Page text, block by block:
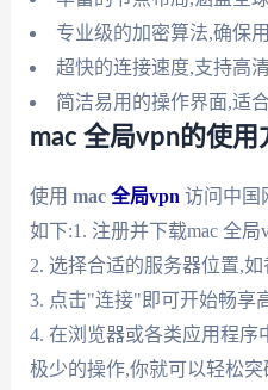
专业级的加密算法,确保
超快的连接速度,支持高
简洁易用的操作界面,适
mac 全局vpn的使用
使用 mac 全局vpn 访问中国
如下:1. 注册并下载mac 全局
2. 选择合适的服务器位置,
3. 点击"连接"即可开始畅享
4. 在浏览器或各类应用程序
极少的操作,你就可以轻松